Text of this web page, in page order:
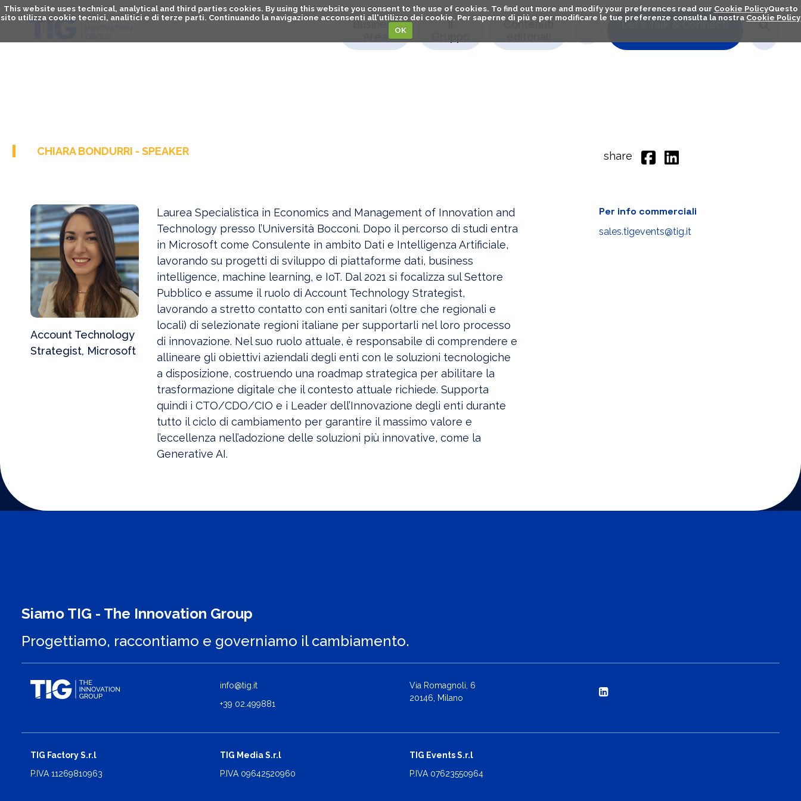
This website uses technical, analytical and third parties cookies. By using this website you consent to the use of cookies. To find out more and modify your preferences read our Cookie PolicyQuesto
sito utilizza cookie tecnici, analitici e di terze parti. Continuando la navigazione acconsenti all'utilizzo dei cookie. Per saperne di piú e per modificare le tue preferenze consulta la nostra Cookie Policy
OK
Let's Talk & Connect!
Business
Il
Contenuti
CHIARA BONDURRI - SPEAKER share
Account Technology
Strategist, Microsoft
Laurea Specialistica in Economics and Management of Innovation and
Technology presso l’Università Bocconi. Dopo il percorso di studi entra
in Microsoft come Consulente in ambito Dati e Intelligenza Artificiale,
lavorando su progetti di sviluppo di piattaforme dati, business
intelligence, machine learning, e IoT. Dal 2021 si focalizza sul Settore
Pubblico e assume il ruolo di Account Technology Strategist,
lavorando a stretto contatto con enti sanitari (oltre che regionali e
locali) di selezionate regioni italiane per supportarli nel loro processo
di innovazione. Nel suo ruolo attuale, è responsabile di comprendere e
allineare gli obiettivi aziendali degli enti con le soluzioni tecnologiche
a disposizione, costruendo una roadmap strategica per abilitare la
trasformazione digitale che il contesto attuale richiede. Supporta
quindi i CTO/CDO/CIO e i Leader dell’Innovazione degli enti durante
tutto il ciclo di cambiamento per garantire il massimo valore e
l’eccellenza nell’adozione delle soluzioni più innovative, come la
Generative AI.
Per info commerciali
sales.tigevents@tig.it
Siamo TIG - The Innovation Group
Progettiamo, raccontiamo e governiamo il cambiamento.
info@tig.it
+39 02.499881
Via Romagnoli, 6
20146, Milano
TIG Factory S.r.l
P.IVA 11269810963
TIG Media S.r.l
P.IVA 09642520960
TIG Events S.r.l
P.IVA 07623550964